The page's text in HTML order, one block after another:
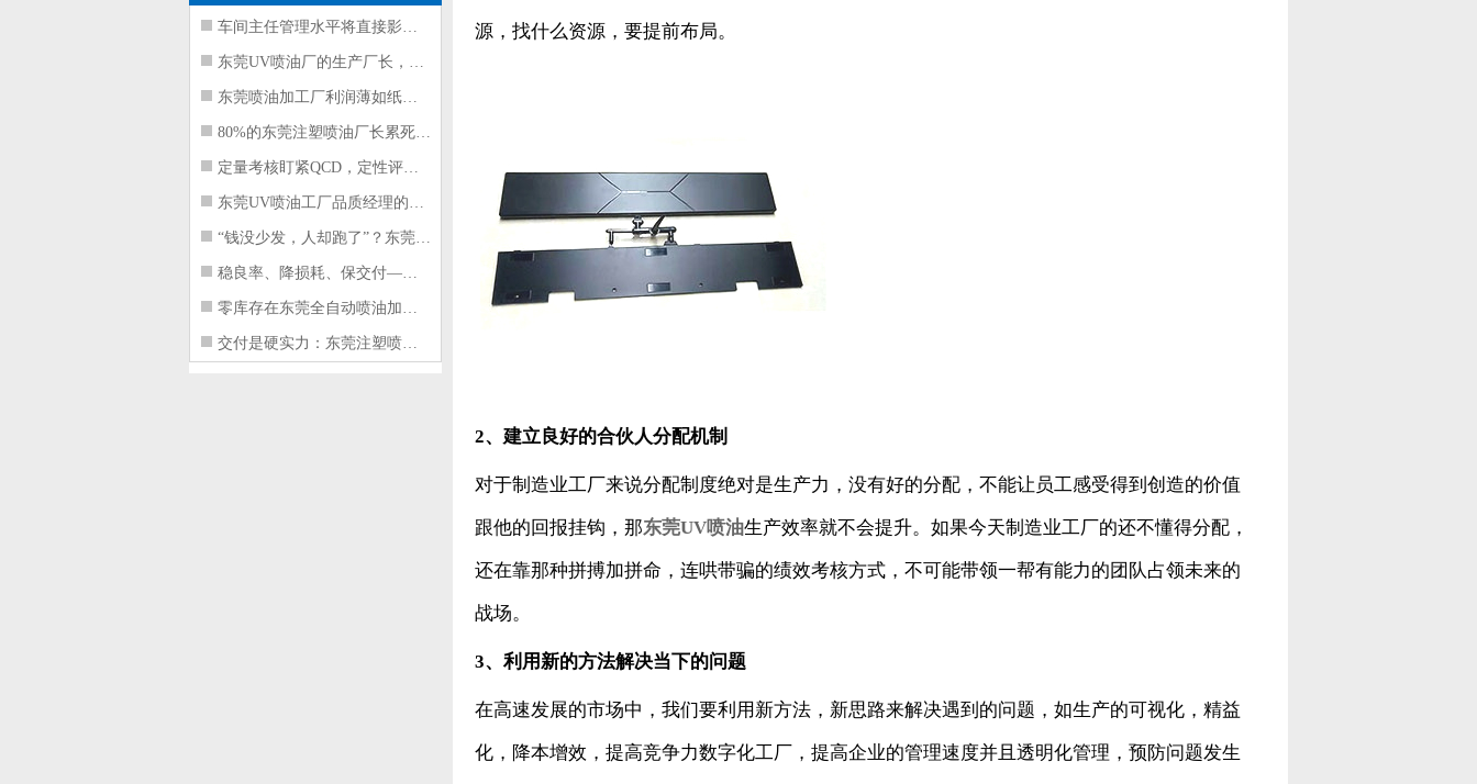
车间主任管理水平将直接影响东莞注塑件
东莞UV喷油厂的生产厂长，到底在给工
东莞喷油加工厂利润薄如纸？这四项基本
80%的东莞注塑喷油厂长累死累活，利
定量考核盯紧QCD，定性评价看好配合
东莞UV喷油工厂品质经理的四项核心管
“钱没少发，人却跑了”？东莞注塑喷油
稳良率、降损耗、保交付——东莞这家U
零库存在东莞全自动喷油加工厂不可行的
交付是硬实力：东莞注塑喷油厂如何用齐
源，找什么资源，要提前布局。
2、建立良好的合伙人分配机制
对于制造业工厂来说分配制度绝对是生产力，没有好的分配，不能让员工感受得到创造的价值
跟他的回报挂钩，那东莞UV喷油生产效率就不会提升。如果今天制造业工厂的还不懂得分配，
还在靠那种拼搏加拼命，连哄带骗的绩效考核方式，不可能带领一帮有能力的团队占领未来的
战场。
3、利用新的方法解决当下的问题
在高速发展的市场中，我们要利用新方法，新思路来解决遇到的问题，如生产的可视化，精益
化，降本增效，提高竞争力数字化工厂，提高企业的管理速度并且透明化管理，预防问题发生